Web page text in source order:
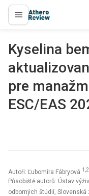
proLékaře.cz
Kyselina
pre
ESC/EAS
Autoři: Ľubomíra Fábryová
Působiště autorů: Ústav
odborných štúdií,